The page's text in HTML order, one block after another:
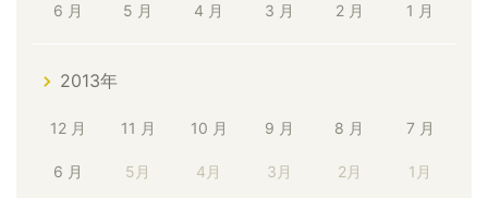
6 月 5 月 4 月 3 月 2 月 1 月
2013年
12 月 11 月 10 月 9 月 8 月 7 月
6 月 5月 4月 3月 2月 1月